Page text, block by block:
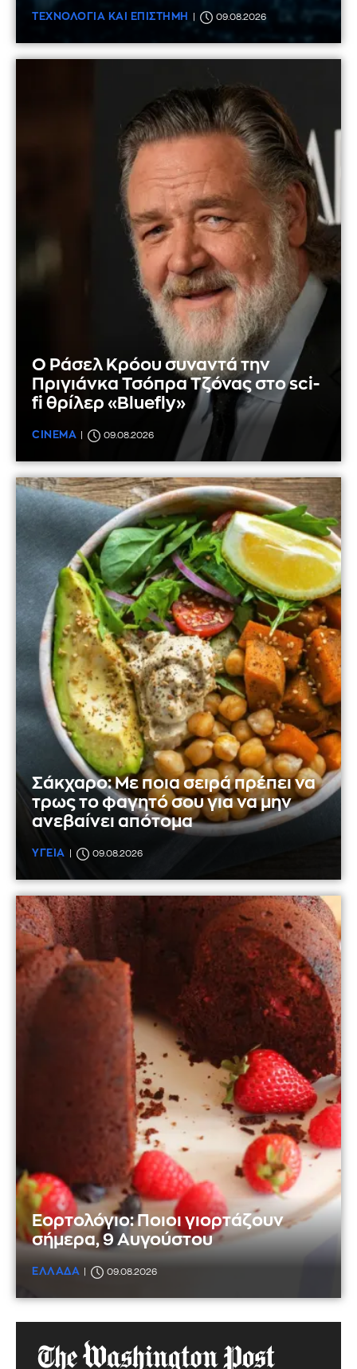
ΤΕΧΝΟΛΟΓΙΑ ΚΑΙ ΕΠΙΣΤΗΜΗ 09.08.2026
Ο Ράσελ Κρόου συναντά την
Πριγιάνκα Τσόπρα Τζόνας στο sci-
fi θρίλερ «Bluefly»
CINEMA 09.08.2026
Σάκχαρο: Με ποια σειρά πρέπει να
τρως το φαγητό σου για να μην
ανεβαίνει απότομα
ΥΓΕΙΑ 09.08.2026
Εορτολόγιο: Ποιοι γιορτάζουν
σήμερα, 9 Αυγούστου
ΕΛΛΑΔΑ 09.08.2026